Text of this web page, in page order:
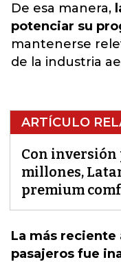
De esa manera,
potenciar su
mantenerse
de la industria
ARTÍCULO
Con inversión
millones,
premium
La más reciente
pasajeros fue